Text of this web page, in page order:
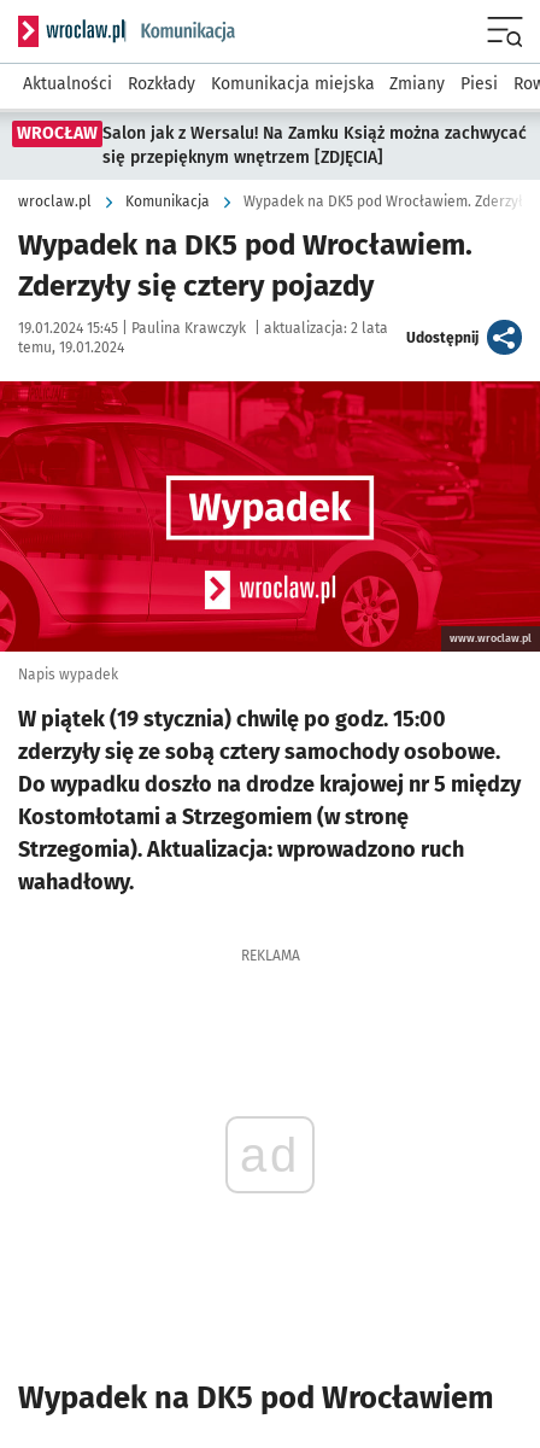
Serwis informacyjny wroclaw.pl podserwis: Komunikacja
Aktualności Rozkłady Komunikacja miejska Zmiany Piesi
WROCŁAW Salon jak z Wersalu! Na Zamku Książ można zachwycać
się przepięknym wnętrzem [ZDJĘCIA]
wroclaw.pl Komunikacja Wypadek na DK5 pod Wrocławiem. Zderzyły
Wypadek na DK5 pod Wrocławiem.
Zderzyły się cztery pojazdy
Data publikacji:
19.01.2024 15:45 | Autor:
Paulina Krawczyk aktualizacja: 2 lata
temu, 19.01.2024
Udostępnijartykuł
Kliknij, aby powiększyć
www.wroclaw.pl
Napis wypadek
W piątek (19 stycznia) chwilę po godz. 15:00
zderzyły się ze sobą cztery samochody osobowe.
Do wypadku doszło na drodze krajowej nr 5 między
Kostomłotami a Strzegomiem (w stronę
Strzegomia). Aktualizacja: wprowadzono ruch
wahadłowy.
REKLAMA
ad
Wypadek na DK5 pod Wrocławiem